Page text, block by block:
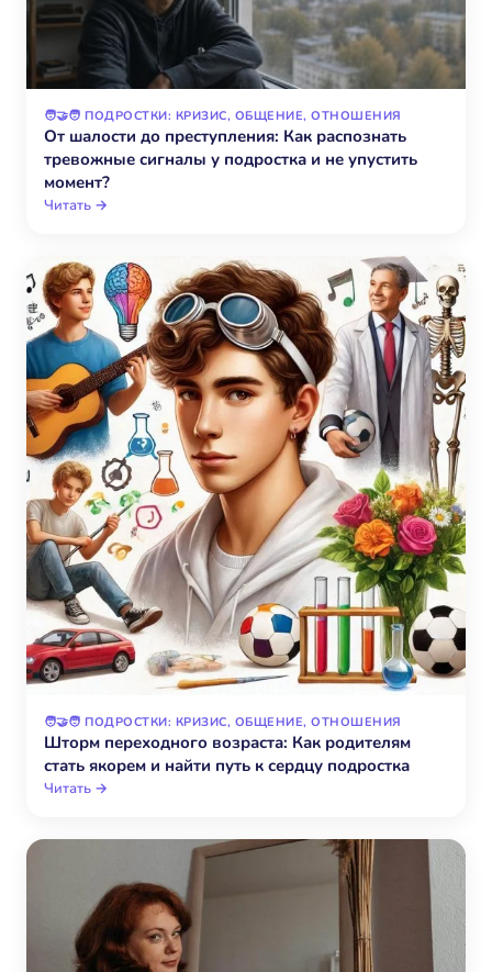
🧑‍🤝‍🧑 ПОДРОСТКИ: КРИЗИС, ОБЩЕНИЕ, ОТНОШЕНИЯ
От шалости до преступления: Как распознать
тревожные сигналы у подростка и не упустить
момент?
Читать →
🧑‍🤝‍🧑 ПОДРОСТКИ: КРИЗИС, ОБЩЕНИЕ, ОТНОШЕНИЯ
Шторм переходного возраста: Как родителям
стать якорем и найти путь к сердцу подростка
Читать →